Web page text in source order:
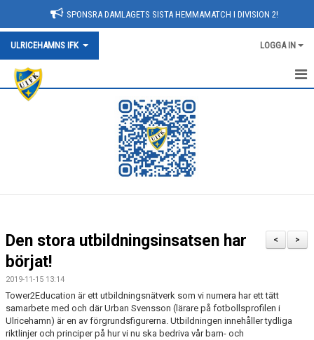
SPONSRA DAMLAGETS SISTA HEMMAMATCH I DIVISION 2!
ULRICEHAMNS IFK LOGGA IN
HEM
SPONSORER
ARRANGEMANG
UTBILDNING
>
<
Den stora utbildningsinsatsen har
börjat!
2019-11-15 13:14
Tower2Education är ett utbildningsnätverk som vi numera har ett tätt
samarbete med och där Urban Svensson (lärare på fotbollsprofilen i
Ulricehamn) är en av förgrundsfigurerna. Utbildningen innehåller tydliga
riktlinjer och principer på hur vi nu ska bedriva vår barn- och